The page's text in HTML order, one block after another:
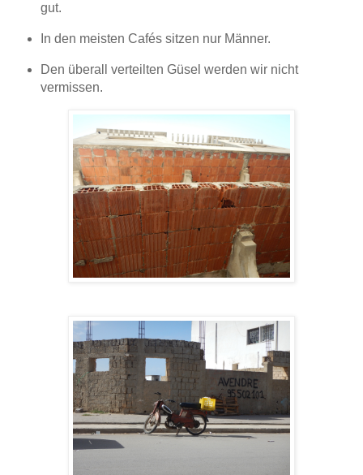
gut.
In den meisten Cafés sitzen nur Männer.
Den überall verteilten Güsel werden wir nicht
vermissen.